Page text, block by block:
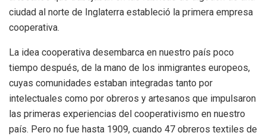
ciudad al norte de Inglaterra estableció la primera empresa
cooperativa.
La idea cooperativa desembarca en nuestro país poco
tiempo después, de la mano de los inmigrantes europeos,
cuyas comunidades estaban integradas tanto por
intelectuales como por obreros y artesanos que impulsaron
las primeras experiencias del cooperativismo en nuestro
país. Pero no fue hasta 1909, cuando 47 obreros textiles de